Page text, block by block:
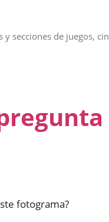
y secciones de juegos,
fotograma?